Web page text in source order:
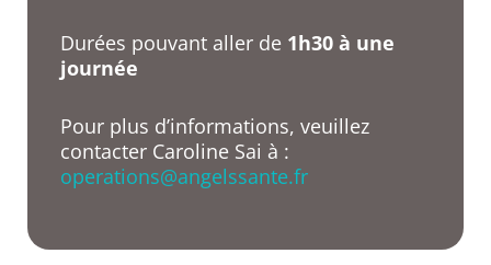
Durées pouvant aller de 1h30 à une
journée
Pour plus d’informations, veuillez
contacter Caroline Sai à :
operations@angelssante.fr